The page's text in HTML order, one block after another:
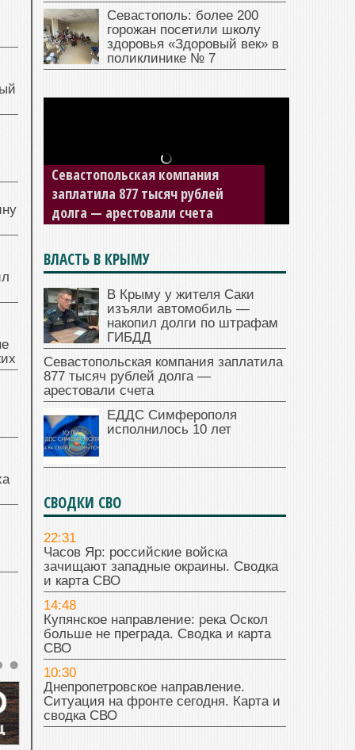
Севастополь: более 200
горожан посетили школу
здоровья «Здоровый век» в
поликлинике № 7
ЕДДС Симферополя исполнилось
10 лет
ВЛАСТЬ В КРЫМУ
В Крыму у жителя Саки
изъяли автомобиль —
накопил долги по штрафам
ГИБДД
Севастопольская компания заплатила
877 тысяч рублей долга —
арестовали счета
ЕДДС Симферополя
исполнилось 10 лет
СВОДКИ СВО
22:31
Часов Яр: российские войска
зачищают западные окраины. Сводка
и карта СВО
14:48
Купянское направление: река Оскол
больше не преграда. Сводка и карта
СВО
10:30
Днепропетровское направление.
Ситуация на фронте сегодня. Карта и
сводка СВО